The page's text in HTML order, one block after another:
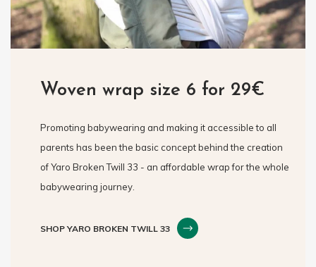
Woven wrap size 6 for 29€
Promoting babywearing and making it accessible to all
parents has been the basic concept behind the creation
of Yaro Broken Twill 33 - an affordable wrap for the whole
babywearing journey.
SHOP YARO BROKEN TWILL 33